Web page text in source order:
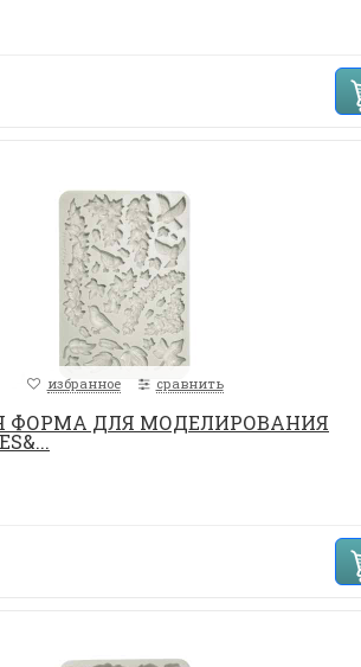
избранное сравнить
ФОРМА ДЛЯ МОДЕЛИРОВАНИЯ